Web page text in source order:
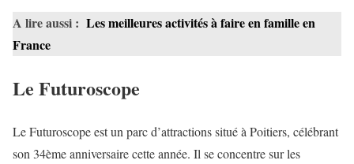
A lire aussi : Les meilleures activités à faire en famille en
France
Le Futuroscope
Le Futuroscope est un parc d’attractions situé à Poitiers, célébrant
son 34ème anniversaire cette année. Il se concentre sur les